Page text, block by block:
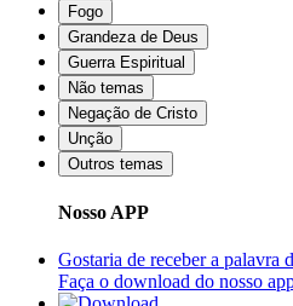
Fogo
Grandeza de Deus
Guerra Espiritual
Não temas
Negação de Cristo
Unção
Outros temas
Nosso APP
Gostaria de receber a palavra
Faça o download do nosso